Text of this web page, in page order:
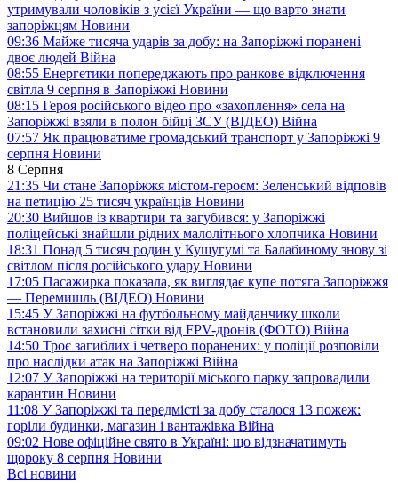
утримували чоловіків з усієї України — що варто знати
запоріжцям Новини
09:36 Майже тисяча ударів за добу: на Запоріжжі поранені
двоє людей Війна
08:55 Енергетики попереджають про ранкове відключення
світла 9 серпня в Запоріжжі Новини
08:15 Героя російського відео про «захоплення» села на
Запоріжжі взяли в полон бійці ЗСУ (ВІДЕО) Війна
07:57 Як працюватиме громадський транспорт у Запоріжжі 9
серпня Новини
8 Серпня
21:35 Чи стане Запоріжжя містом-героєм: Зеленський відповів
на петицію 25 тисяч українців Новини
20:30 Вийшов із квартири та загубився: у Запоріжжі
поліцейські знайшли рідних малолітнього хлопчика Новини
18:31 Понад 5 тисяч родин у Кушугумі та Балабиному знову зі
світлом після російського удару Новини
17:05 Пасажирка показала, як виглядає купе потяга Запоріжжя
— Перемишль (ВІДЕО) Новини
15:45 У Запоріжжі на футбольному майданчику школи
встановили захисні сітки від FPV-дронів (ФОТО) Війна
14:50 Троє загиблих і четверо поранених: у поліції розповіли
про наслідки атак на Запоріжжі Війна
12:07 У Запоріжжі на території міського парку запровадили
карантин Новини
11:08 У Запоріжжі та передмісті за добу сталося 13 пожеж:
горіли будинки, магазин і вантажівка Війна
09:02 Нове офіційне свято в Україні: що відзначатимуть
щороку 8 серпня Новини
Всі новини